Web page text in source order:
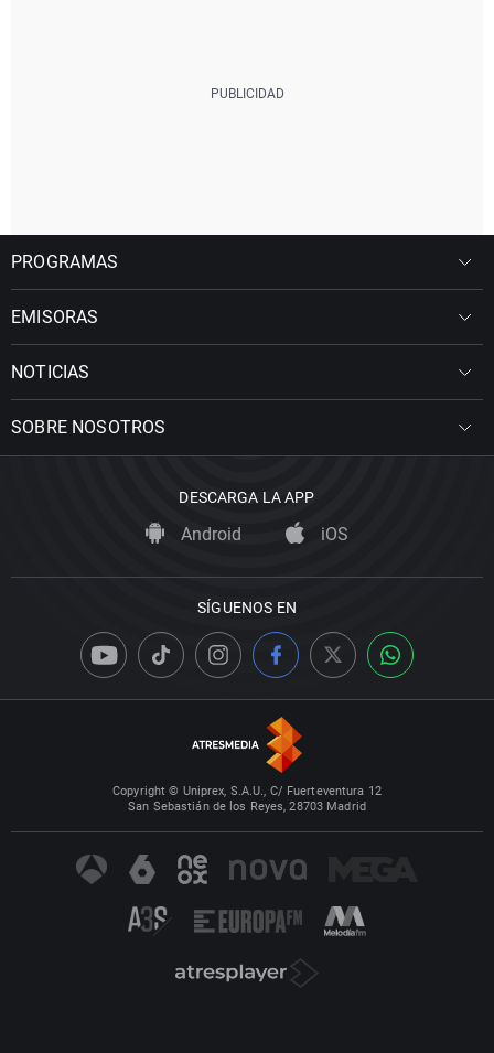
PROGRAMAS
EMISORAS
NOTICIAS
SOBRE NOSOTROS
DESCARGA LA APP
Android iOS
SÍGUENOS EN
Copyright © Uniprex, S.A.U., C/ Fuerteventura 12
San Sebastián de los Reyes, 28703 Madrid